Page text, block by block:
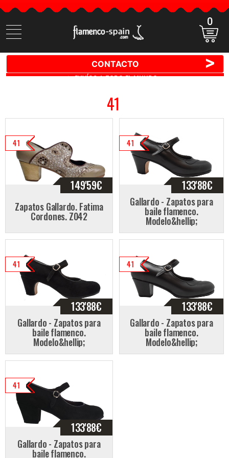
Buscar
productos
0
CONTACTO >
🚚 📦 ENVÍOS A TODO EL MUNDO ✈️ 🌍
41
41
149'59€
Zapatos Gallardo. Fatima
Cordones. Z042
41
133'88€
Gallardo - Zapatos para
baile flamenco.
Modelo&hellip;
41
133'88€
Gallardo - Zapatos para
baile flamenco.
Modelo&hellip;
41
133'88€
Gallardo - Zapatos para
baile flamenco.
Modelo&hellip;
41
133'88€
Gallardo - Zapatos para
baile flamenco.